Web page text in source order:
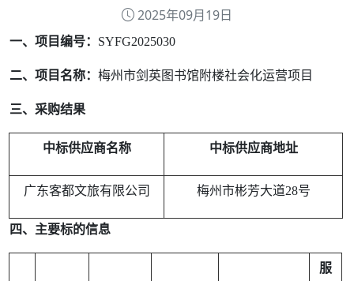
2025年09月19日
一、项目编号： SYFG2025030
二、项目名称： 梅州市剑英图书馆附楼社会化运营项目
三、采购结果
中标供应商名称 中标供应商地址
广东客都文旅有限公司 梅州市彬芳大道28号
四、主要标的信息
服